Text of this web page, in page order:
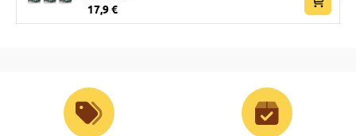
17,9 €